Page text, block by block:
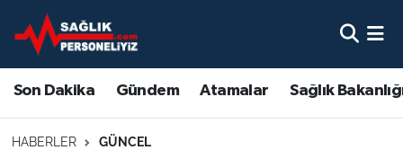
Son Dakika Gündem Atamalar Sağlık
HABERLER GÜNCEL
Son Dakika
Gündem
Nöbetçi Eczaneler
Hava Durumu